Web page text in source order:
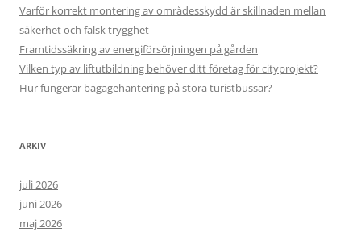
Varför korrekt montering av områdesskydd är skillnaden mellan
säkerhet och falsk trygghet
Framtidssäkring av energiförsörjningen på gården
Vilken typ av liftutbildning behöver ditt företag för cityprojekt?
Hur fungerar bagagehantering på stora turistbussar?
ARKIV
juli 2026
juni 2026
maj 2026